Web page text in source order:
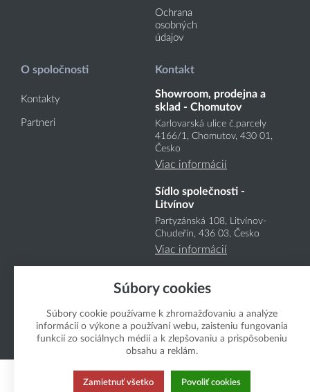
Ochrana
osobných
údajov
O spoločnosti
Kontakty
Partneri
Kontakt
Showroom, prodejna a
sklad - Chomutov
Karlovarská ulice č.parcely
4166/1, Chomutov, 430 01,
Česko
Viac informácií
Sídlo společnosti -
Litvínov
Partyzánská 108, Litvínov-
Chudeřín, 436 03, Česko
Viac informácií
Copyright Boukal.SK 2026
Súbory cookies
Súbory cookie používame k zhromažďovaniu a analýze
informácií o výkone a používaní webu, zaisteniu fungovania
funkcií zo sociálnych médií a k zlepšovaniu a prispôsobeniu
obsahu a reklám.
Zamietnuť všetko Povoliť cookies